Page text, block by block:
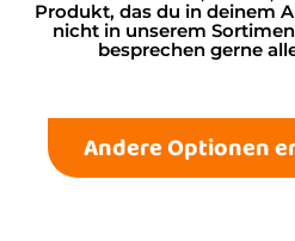
Produkt, das du in deinem
nicht in unserem
besprechen gerne
Andere Optionen